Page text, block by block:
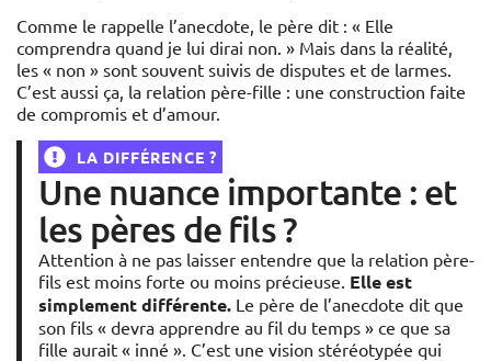
Comme le rappelle l’anecdote, le père dit : « Elle
comprendra quand je lui dirai non. » Mais dans la réalité,
les « non » sont souvent suivis de disputes et de larmes.
C’est aussi ça, la relation père-fille : une construction faite
de compromis et d’amour.
LA DIFFÉRENCE ?
Une nuance importante : et
les pères de fils ?
Attention à ne pas laisser entendre que la relation père-
fils est moins forte ou moins précieuse. Elle est
simplement différente. Le père de l’anecdote dit que
son fils « devra apprendre au fil du temps » ce que sa
fille aurait « inné ». C’est une vision stéréotypée qui